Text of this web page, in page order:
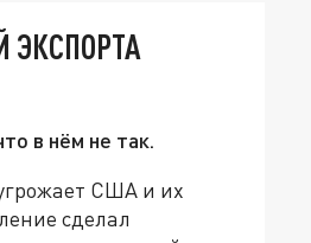
ЭКСПОРТА
в нём не так.
США и их
сделал